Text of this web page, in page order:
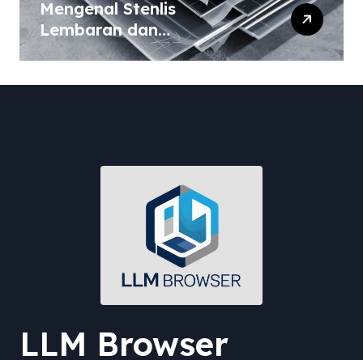
Mengenal Stenlis
Lembaran dan
Komposisinya
LLM Browser